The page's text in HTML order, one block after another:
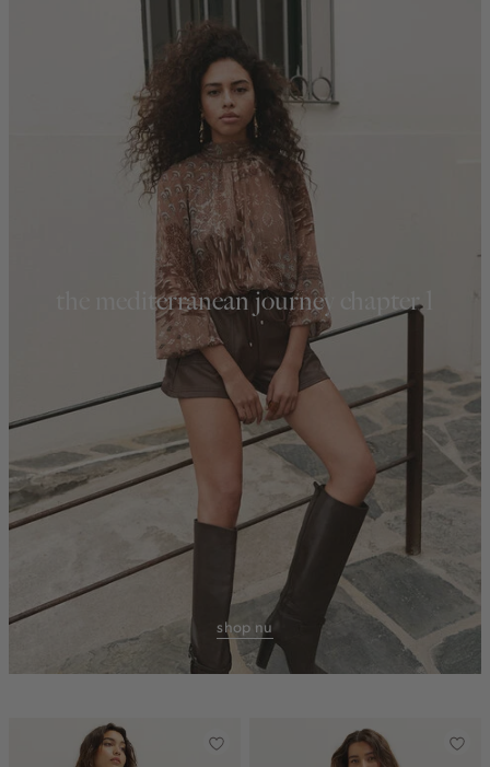
the mediterranean journey chapter 1
shop nu